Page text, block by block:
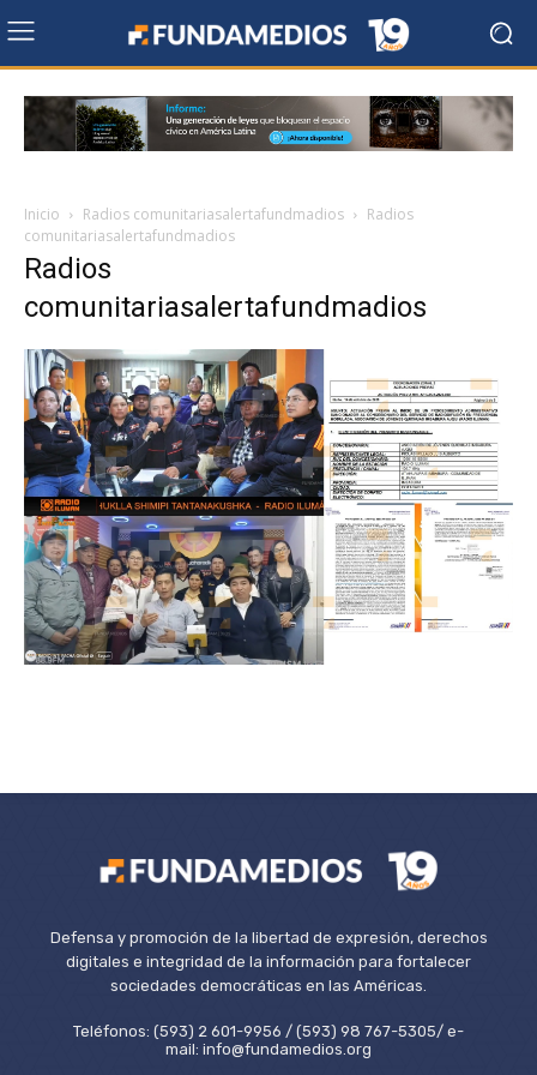
Inicio Radios comunitariasalertafundmadios
Radios
comunitariasalertafundmadios
Radios
comunitariasalertafundmadios
Defensa y promoción de la libertad de expresión, derechos
digitales e integridad de la información para fortalecer
sociedades democráticas en las Américas.
Teléfonos: (593) 2 601-9956 / (593) 98 767-5305/ e-
mail: info@fundamedios.org